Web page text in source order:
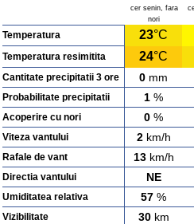
cer senin, fara
nori
Temperatura 23°C
Temperatura resimitita 24°C
Cantitate precipitatii 3 ore 0 mm
Probabilitate precipitatii 1 %
Acoperire cu nori 0 %
Viteza vantului 2km/h
Rafale de vant 13km/h
Directia vantului NE
Umiditatea relativa 57 %
Vizibilitate 30km